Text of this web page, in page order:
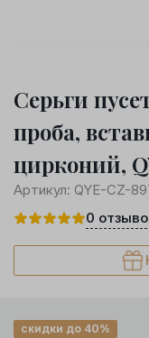
Серьги
проба,
цирконий,
Артикул: QYE-CZ-
0
скидки до 40%